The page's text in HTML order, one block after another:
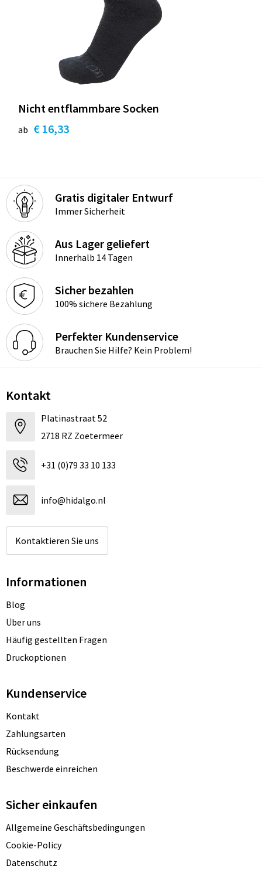
Nicht entflammbare Socken
ab € 16,33
Gratis digitaler Entwurf
Immer Sicherheit
Aus Lager geliefert
Innerhalb 14 Tagen
Sicher bezahlen
100% sichere Bezahlung
Perfekter Kundenservice
Brauchen Sie Hilfe? Kein Problem!
Kontakt
Platinastraat 52
2718 RZ Zoetermeer
+31 (0)79 33 10 133
info@hidalgo.nl
Kontaktieren Sie uns
Informationen
Blog
Über uns
Häufig gestellten Fragen
Druckoptionen
Kundenservice
Kontakt
Zahlungsarten
Rücksendung
Beschwerde einreichen
Sicher einkaufen
Allgemeine Geschäftsbedingungen
Cookie-Policy
Datenschutz